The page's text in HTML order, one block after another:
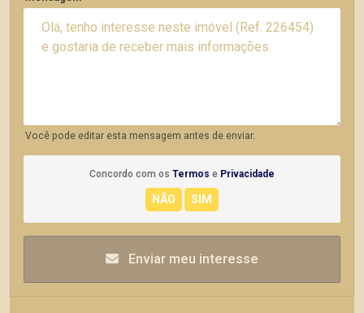
Você pode editar esta mensagem antes de enviar.
Concordo com os Termos e Privacidade
Enviar meu interesse